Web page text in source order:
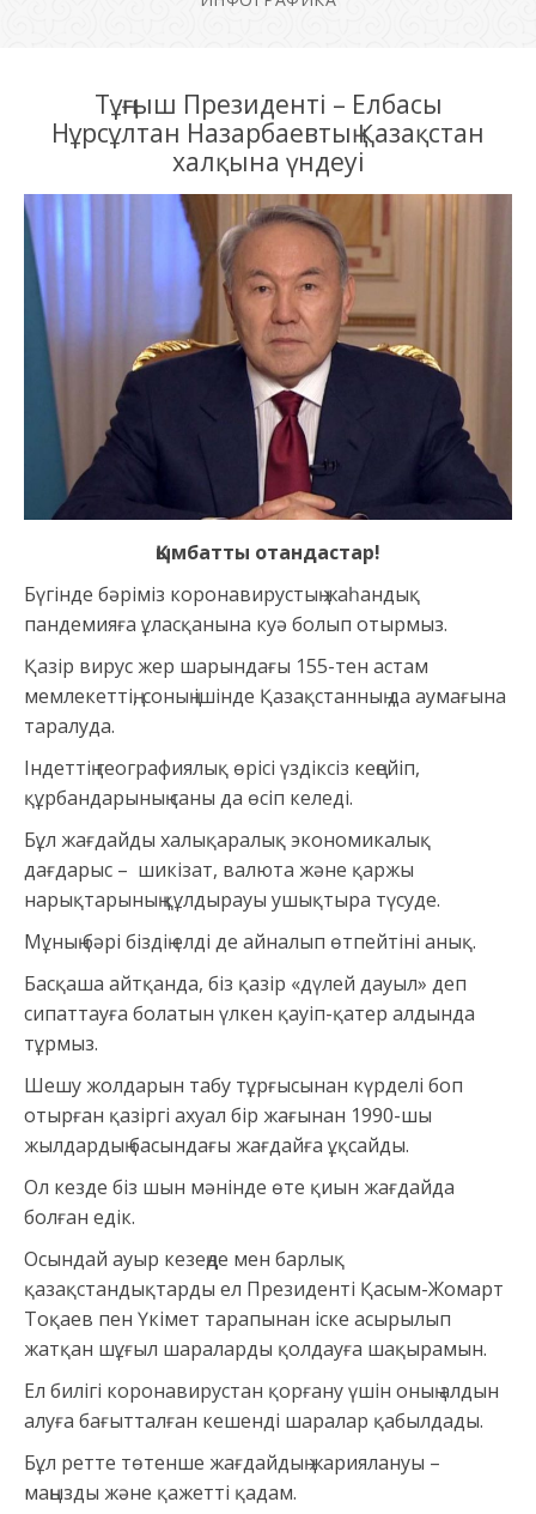
Тұңғыш Президенті – Елбасы
Нұрсұлтан Назарбаевтың Қазақстан
халқына үндеуі
Қымбатты отандастар!
Бүгінде бәріміз коронавирустың жаһандық
пандемияға ұласқанына куә болып отырмыз.
Қазір вирус жер шарындағы 155-тен астам
мемлекеттің, соның ішінде Қазақстанның да аумағына
таралуда.
Індеттің географиялық өрісі үздіксіз кеңейіп,
құрбандарының саны да өсіп келеді.
Бұл жағдайды халықаралық экономикалық
дағдарыс – шикізат, валюта және қаржы
нарықтарының құлдырауы ушықтыра түсуде.
Мұның бәрі біздің елді де айналып өтпейтіні анық.
Басқаша айтқанда, біз қазір «дүлей дауыл» деп
сипаттауға болатын үлкен қауіп-қатер алдында
тұрмыз.
Шешу жолдарын табу тұрғысынан күрделі боп
отырған қазіргі ахуал бір жағынан 1990-шы
жылдардың басындағы жағдайға ұқсайды.
Ол кезде біз шын мәнінде өте қиын жағдайда
болған едік.
Осындай ауыр кезеңде мен барлық
қазақстандықтарды ел Президенті Қасым-Жомарт
Тоқаев пен Үкімет тарапынан іске асырылып
жатқан шұғыл шараларды қолдауға шақырамын.
Ел билігі коронавирустан қорғану үшін оның алдын
алуға бағытталған кешенді шаралар қабылдады.
Бұл ретте төтенше жағдайдың жариялануы –
маңызды және қажетті қадам.